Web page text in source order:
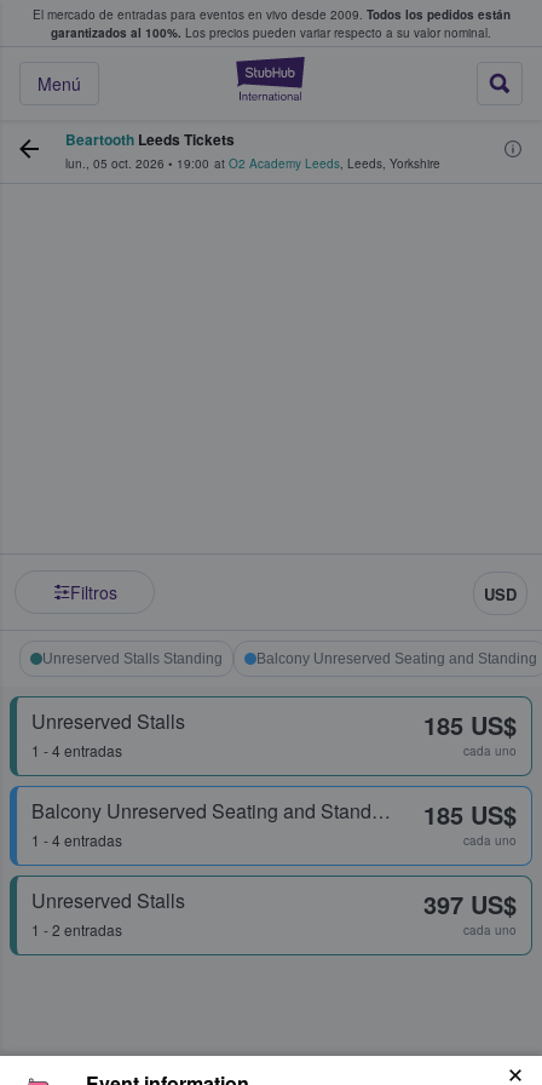
El mercado de entradas para eventos en vivo desde 2009. Todos los pedidos están
garantizados al 100%. Los precios pueden variar respecto a su valor nominal.
StubHub:
Menú
y venta de entradas entre fans
Beartooth Leeds Tickets
lun., 05 oct. 2026 • 19:00 at O2 Academy Leeds, Leeds, Yorkshire
Filtros USD
Unreserved Stalls Standing Balcony Unreserved Seating and Standing
Unreserved Stalls
1 - 4 entradas
185 US$
cada uno
Balcony Unreserved Seating and Standing
1 - 4 entradas
185 US$
cada uno
Unreserved Stalls
1 - 2 entradas
397 US$
cada uno